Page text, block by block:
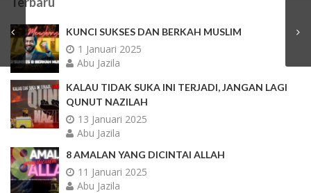
KUNCI SUKSES DAN BERKAH MUSLIM
1 Januari 2025
Abu Jazila
KALAU TIDAK SUKA INI TERJADI, JANGAN LAGI
QUNUT NAZILAH
13 Januari 2025
Abu Jazila
8 AMALAN YANG DICINTAI ALLAH
11 Januari 2025
Abu Jazila